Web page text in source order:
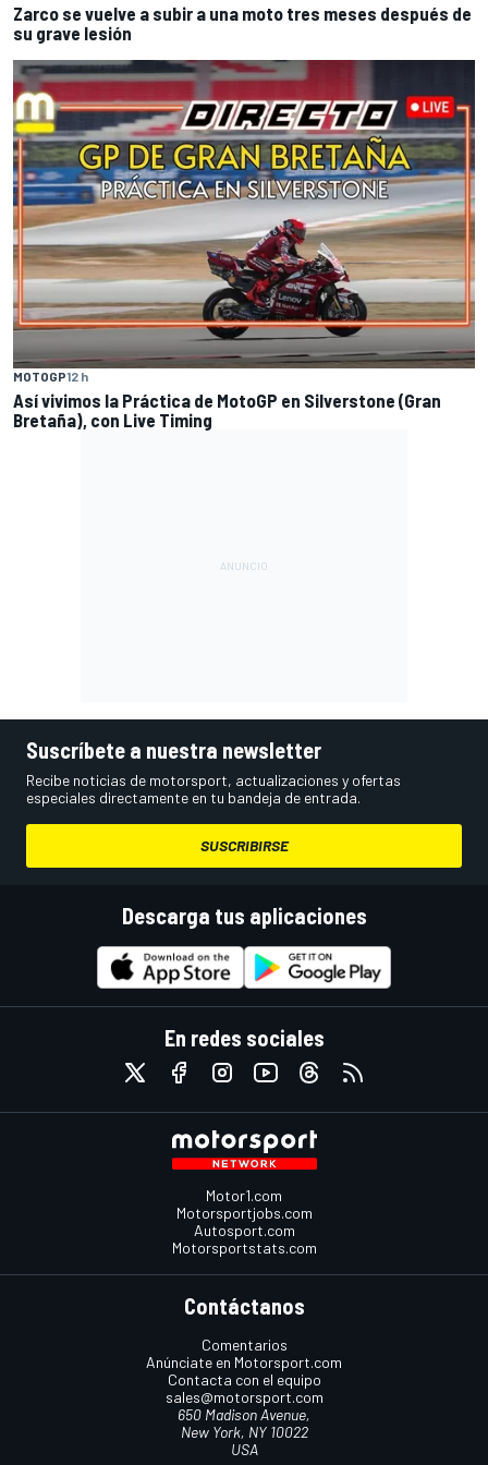
Zarco se vuelve a subir a una moto tres meses después de
su grave lesión
MOTOGP12 h
Así vivimos la Práctica de MotoGP en Silverstone (Gran
Bretaña), con Live Timing
Suscríbete a nuestra newsletter
Recibe noticias de motorsport, actualizaciones y ofertas
especiales directamente en tu bandeja de entrada.
SUSCRIBIRSE
Descarga tus aplicaciones
En redes sociales
Motor1.com
Motorsportjobs.com
Autosport.com
Motorsportstats.com
Contáctanos
Comentarios
Anúnciate en Motorsport.com
Contacta con el equipo
sales@motorsport.com
650 Madison Avenue,
New York, NY 10022
USA